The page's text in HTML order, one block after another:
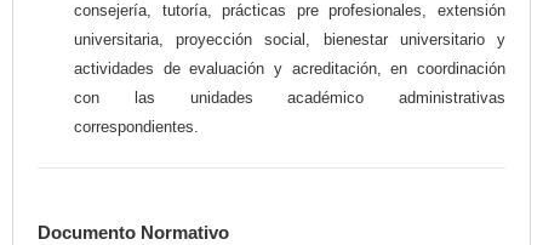
consejería, tutoría, prácticas pre profesionales, extensión
universitaria, proyección social, bienestar universitario y
actividades de evaluación y acreditación, en coordinación
con las unidades académico administrativas
correspondientes.
Documento Normativo